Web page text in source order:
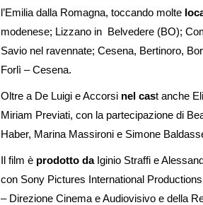
l’Emilia dalla Romagna, toccando molte
modenese; Lizzano in Belvedere (BO);
Savio nel ravennate; Cesena, Bertinoro,
Forlì – Cesena.
Oltre a De Luigi e Accorsi nel cast anche
Miriam Previati, con la partecipazione di
Haber, Marina Massironi e Simone
Il film è prodotto daIginio Straffi e
con Sony Pictures International
– Direzione Cinema e Audiovisivo e della